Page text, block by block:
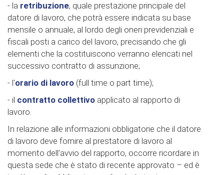
- la retribuzione, quale prestazione principale del
datore di lavoro, che potrà essere indicata su base
mensile o annuale, al lordo degli oneri previdenziali e
fiscali posti a carico del lavoro, precisando che gli
elementi che la costituiscono verranno elencati nel
successivo contratto di assunzione;
- l'orario di lavoro (full time o part time);
- il contratto collettivo applicato al rapporto di
lavoro.
In relazione alle informazioni obbligatorie che il datore
di lavoro deve fornire al prestatore di lavoro al
momento dell’avvio del rapporto, occorre ricordare in
questa sede che è stato di recente approvato – ed è